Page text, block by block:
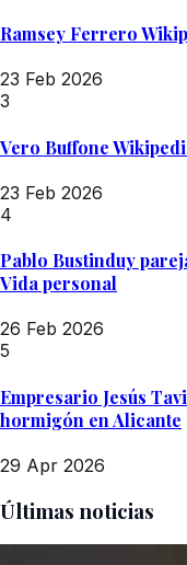
Ramsey Ferrero
23 Feb 2026
3
Vero Buffone
23 Feb 2026
4
Pablo Bustinduy
Vida personal
26 Feb 2026
5
Empresario Jesús
hormigón en Alicante
29 Apr 2026
Últimas noticias